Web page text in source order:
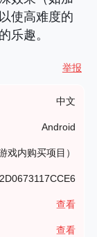
使高难度的
乐趣。
举报
中文
Android
戏内购买项目）
查看
查看